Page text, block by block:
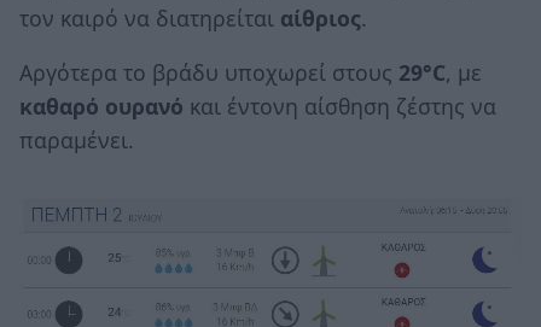
τον καιρό να διατηρείται αίθριος.
Αργότερα το βράδυ υποχωρεί στους 29°C, με
καθαρό ουρανό και έντονη αίσθηση ζέστης να
παραμένει.